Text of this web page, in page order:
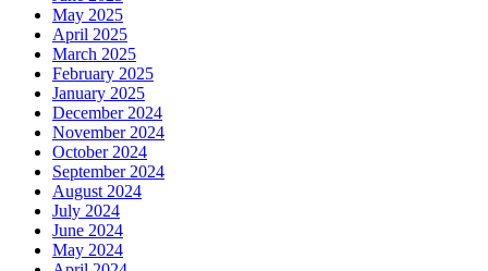
May 2025
April 2025
March 2025
February 2025
January 2025
December 2024
November 2024
October 2024
September 2024
August 2024
July 2024
June 2024
May 2024